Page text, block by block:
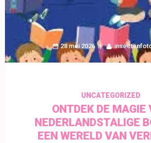
28 mei 2026
UNCATEGORIZED
ONTDEK DE MAGIE
NEDERLANDSTALIGE
EEN WERELD VAN